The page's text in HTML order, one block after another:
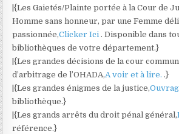
|{Les Gaietés/Plainte portée à la Cour de
Homme sans honneur, par une Femme
passionnée,Clicker Ici. Disponible dans
bibliothèques de votre département.}
|{Les grandes décisions de la cour
d’arbitrage de l’OHADA,A voir et à lire..}
|{Les grandes énigmes de la justice,
bibliothèque.}
|{Les grands arrêts du droit pénal général,
référence.}